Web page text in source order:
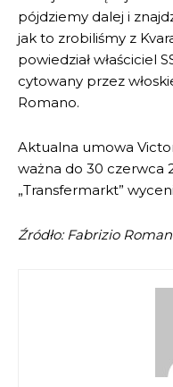
pójdziemy dalej i
jak to zrobiliśmy z
powiedział właściciel
cytowany przez
Romano.
Aktualna umowa
ważna do 30 czerwca
„Transfermarkt”
Źródło: Fabrizio